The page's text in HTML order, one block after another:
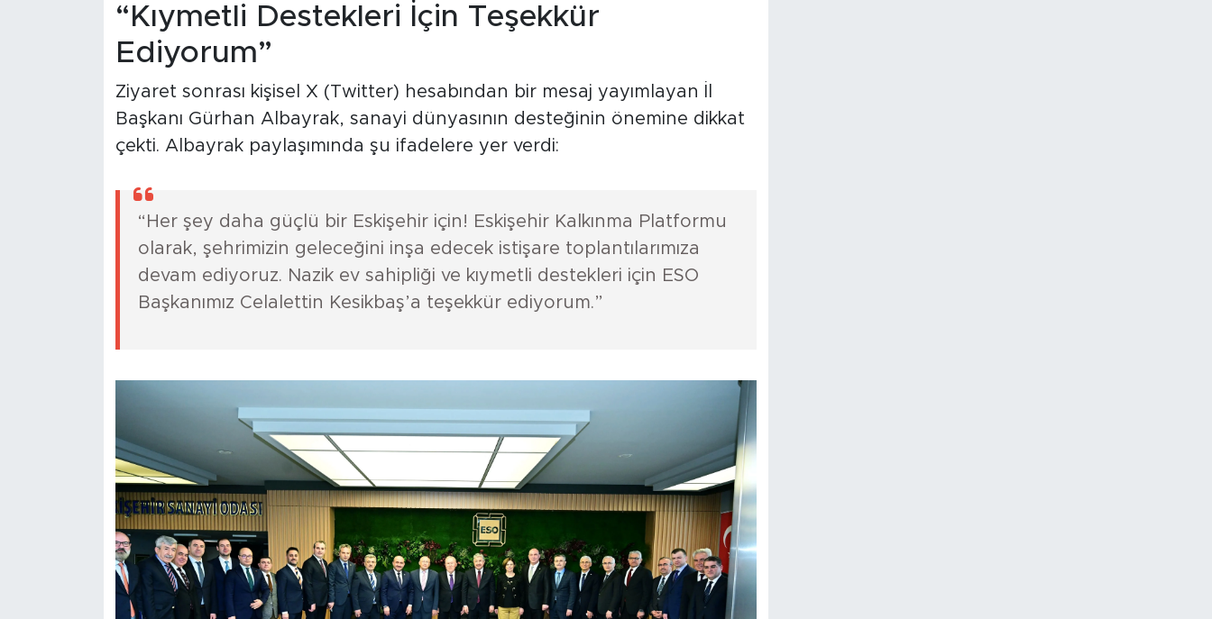
“Kıymetli Destekleri İçin Teşekkür
Ediyorum”
Ziyaret sonrası kişisel X (Twitter) hesabından bir mesaj yayımlayan İl
Başkanı Gürhan Albayrak, sanayi dünyasının desteğinin önemine dikkat
çekti. Albayrak paylaşımında şu ifadelere yer verdi:
“Her şey daha güçlü bir Eskişehir için! Eskişehir Kalkınma Platformu
olarak, şehrimizin geleceğini inşa edecek istişare toplantılarımıza
devam ediyoruz. Nazik ev sahipliği ve kıymetli destekleri için ESO
Başkanımız Celalettin Kesikbaş’a teşekkür ediyorum.”